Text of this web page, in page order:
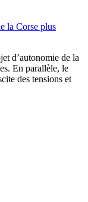
la Corse plus
d’autonomie de la
En parallèle, le
des tensions et